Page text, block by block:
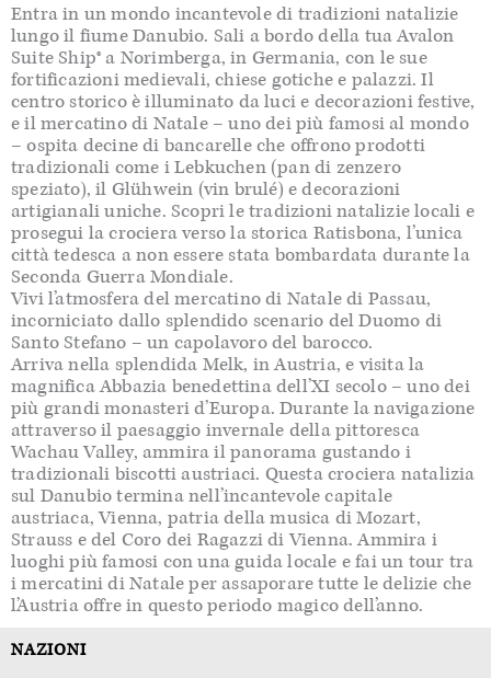
Entra in un mondo incantevole di tradizioni natalizie
lungo il fiume Danubio. Sali a bordo della tua Avalon
Suite Ship® a Norimberga, in Germania, con le sue
fortificazioni medievali, chiese gotiche e palazzi. Il
centro storico è illuminato da luci e decorazioni festive,
e il mercatino di Natale – uno dei più famosi al mondo
– ospita decine di bancarelle che offrono prodotti
tradizionali come i Lebkuchen (pan di zenzero
speziato), il Glühwein (vin brulé) e decorazioni
artigianali uniche. Scopri le tradizioni natalizie locali e
prosegui la crociera verso la storica Ratisbona, l’unica
città tedesca a non essere stata bombardata durante la
Seconda Guerra Mondiale.
Vivi l’atmosfera del mercatino di Natale di Passau,
incorniciato dallo splendido scenario del Duomo di
Santo Stefano – un capolavoro del barocco.
Arriva nella splendida Melk, in Austria, e visita la
magnifica Abbazia benedettina dell’XI secolo – uno dei
più grandi monasteri d’Europa. Durante la navigazione
attraverso il paesaggio invernale della pittoresca
Wachau Valley, ammira il panorama gustando i
tradizionali biscotti austriaci. Questa crociera natalizia
sul Danubio termina nell’incantevole capitale
austriaca, Vienna, patria della musica di Mozart,
Strauss e del Coro dei Ragazzi di Vienna. Ammira i
luoghi più famosi con una guida locale e fai un tour tra
i mercatini di Natale per assaporare tutte le delizie che
l’Austria offre in questo periodo magico dell’anno.
NAZIONI